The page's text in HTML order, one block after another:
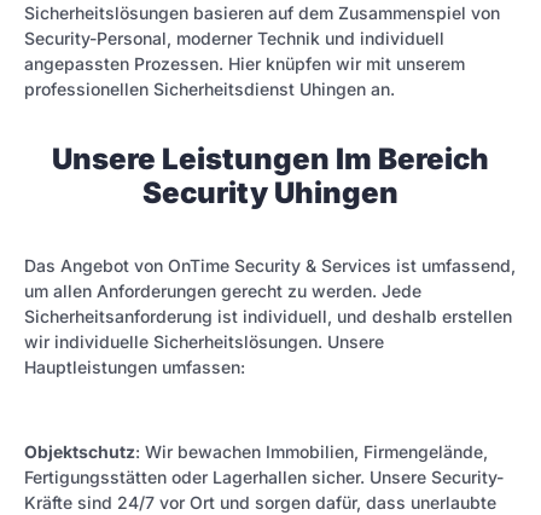
Sicherheitslösungen basieren auf dem Zusammenspiel von
Security-Personal, moderner Technik und individuell
angepassten Prozessen. Hier knüpfen wir mit unserem
professionellen Sicherheitsdienst Uhingen an.
Unsere Leistungen Im Bereich
Security Uhingen
Das Angebot von OnTime Security & Services ist umfassend,
um allen Anforderungen gerecht zu werden. Jede
Sicherheitsanforderung ist individuell, und deshalb erstellen
wir individuelle Sicherheitslösungen. Unsere
Hauptleistungen umfassen:
Objektschutz: Wir bewachen Immobilien, Firmengelände,
Fertigungsstätten oder Lagerhallen sicher. Unsere Security-
Kräfte sind 24/7 vor Ort und sorgen dafür, dass unerlaubte